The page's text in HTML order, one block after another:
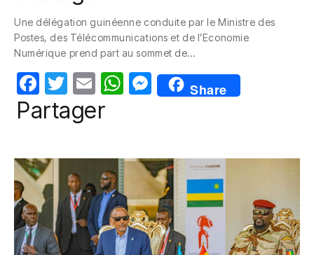
e
b
o
o
k
itt
er
s
A
p
p
e
n
g
er
Une délégation guinéenne conduite par le Ministre des
Postes, des Télécommunications et de l’Economie
Numérique prend part au sommet de…
F
a
b
o
o
k
T
w
itt
E
m
W
p
p
M
e
n
g
er
Share
Partager